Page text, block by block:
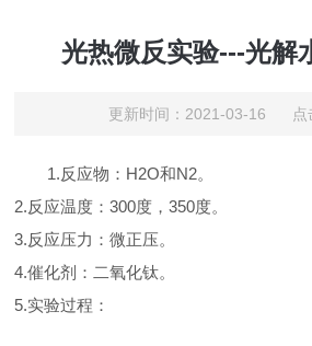
光热微反实验---光解
更新时间：2021-03-16 点
1.反应物：H2O和N2。
2.反应温度：300度，350度。
3.反应压力：微正压。
4.催化剂：二氧化钛。
5.实验过程：